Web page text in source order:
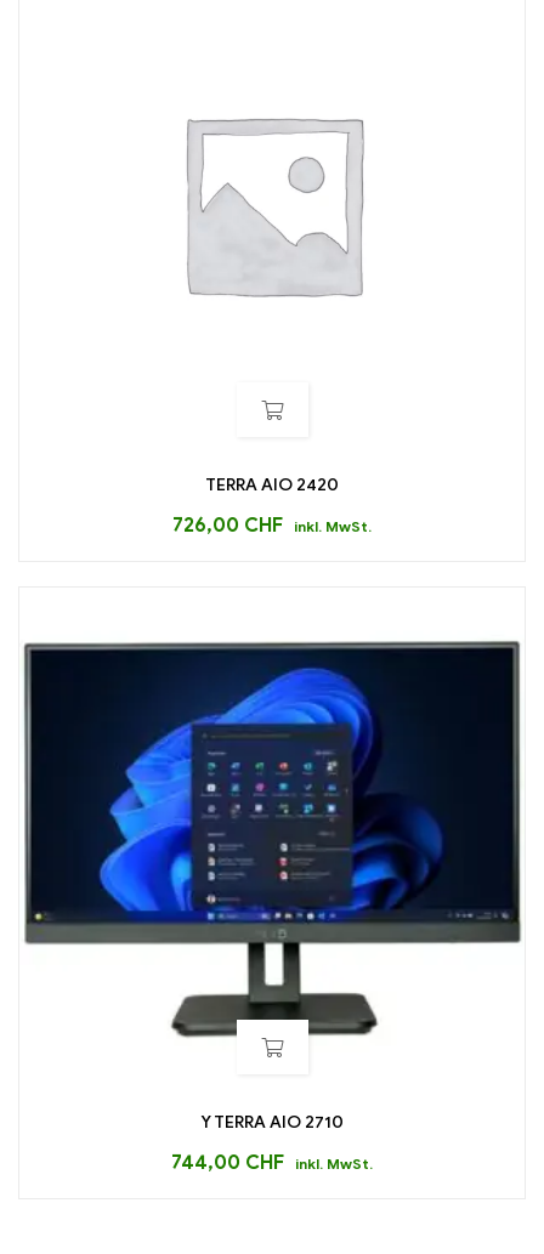
TERRA AIO 2420
726,00 CHF inkl. MwSt.
Y TERRA AIO 2710
744,00 CHF inkl. MwSt.